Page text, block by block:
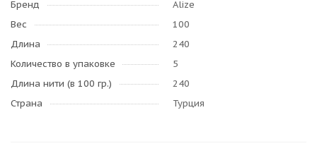
Бренд
Alize
Вес
100
Длина
240
Количество в упаковке
5
Длина нити (в 100 гр.)
240
Страна
Турция